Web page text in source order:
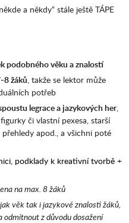
a někdy“ stále ještě TÁPE
podobného věku a znalostí
8 žáků, takže se lektor může
potřeb
legrace a jazykových her,
či vlastní pexesa, starší
apod., a všichni poté
podklady k kreativní tvorbě +
na max. 8 žáků
věk tak i jazykové znalosti žáků,
odmítnout z důvodu dosažení